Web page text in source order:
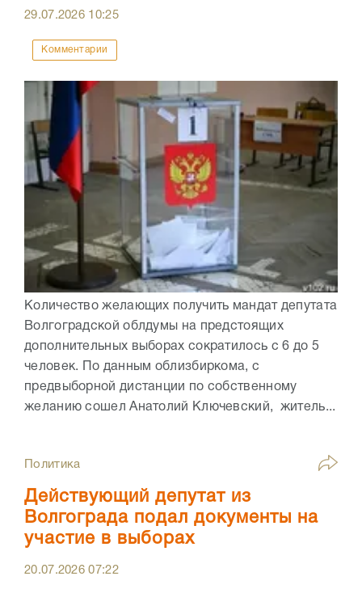
29.07.2026 10:25
Комментарии
Количество желающих получить мандат депутата
Волгоградской облдумы на предстоящих
дополнительных выборах сократилось с 6 до 5
человек. По данным облизбиркома, с
предвыборной дистанции по собственному
желанию сошел Анатолий Ключевский, житель...
Политика
Действующий депутат из
Волгограда подал документы на
участие в выборах
20.07.202607:22